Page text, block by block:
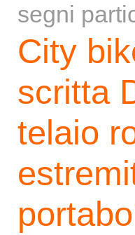
segni
City
scritta
telaio